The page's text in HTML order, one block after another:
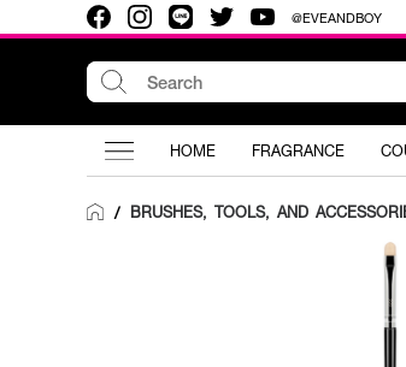
@EVEANDBOY
HOME FRAGRANCE
/ BRUSHES, TOOLS, AND